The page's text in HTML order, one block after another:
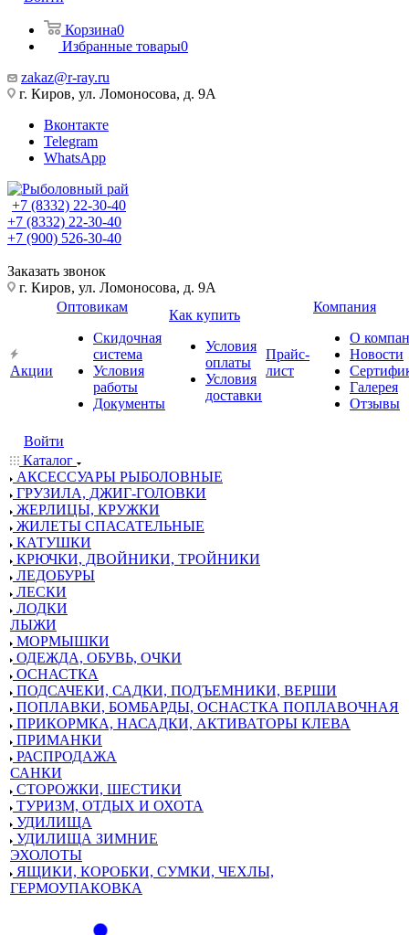
Корзина0
Избранные товары0
zakaz@r-ray.ru
г. Киров, ул. Ломоносова, д. 9А
Вконтакте
Telegram
WhatsApp
+7 (8332) 22-30-40
+7 (8332) 22-30-40
+7 (900) 526-30-40
Заказать звонок
г. Киров, ул. Ломоносова, д. 9А
Акции
Оптовикам
Скидочная
система
Условия
работы
Документы
Как купить
Условия
оплаты
Условия
доставки
Прайс-
лист
Компания
О
Новости
Галерея
Отзывы
Войти
Каталог
АКСЕССУАРЫ РЫБОЛОВНЫЕ
ГРУЗИЛА, ДЖИГ-ГОЛОВКИ
ЖЕРЛИЦЫ, КРУЖКИ
ЖИЛЕТЫ СПАСАТЕЛЬНЫЕ
КАТУШКИ
КРЮЧКИ, ДВОЙНИКИ, ТРОЙНИКИ
ЛЕДОБУРЫ
ЛЕСКИ
ЛОДКИ
ЛЫЖИ
МОРМЫШКИ
ОДЕЖДА, ОБУВЬ, ОЧКИ
ОСНАСТКА
ПОДСАЧЕКИ, САДКИ, ПОДЪЕМНИКИ, ВЕРШИ
ПОПЛАВКИ, БОМБАРДЫ, ОСНАСТКА ПОПЛАВОЧНАЯ
ПРИКОРМКА, НАСАДКИ, АКТИВАТОРЫ КЛЕВА
ПРИМАНКИ
РАСПРОДАЖА
САНКИ
СТОРОЖКИ, ШЕСТИКИ
ТУРИЗМ, ОТДЫХ И ОХОТА
УДИЛИЩА
УДИЛИЩА ЗИМНИЕ
ЭХОЛОТЫ
ЯЩИКИ, КОРОБКИ, СУМКИ, ЧЕХЛЫ,
ГЕРМОУПАКОВКА